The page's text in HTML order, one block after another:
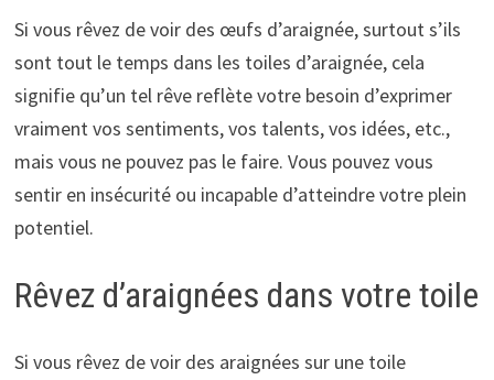
Si vous rêvez de voir des œufs d’araignée, surtout s’ils
sont tout le temps dans les toiles d’araignée, cela
signifie qu’un tel rêve reflète votre besoin d’exprimer
vraiment vos sentiments, vos talents, vos idées, etc.,
mais vous ne pouvez pas le faire. Vous pouvez vous
sentir en insécurité ou incapable d’atteindre votre plein
potentiel.
Rêvez d’araignées dans votre toile
Si vous rêvez de voir des araignées sur une toile